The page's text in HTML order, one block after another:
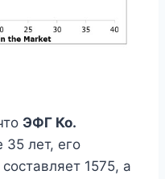
ЭФГ Ко.
35 лет, его
1575, а